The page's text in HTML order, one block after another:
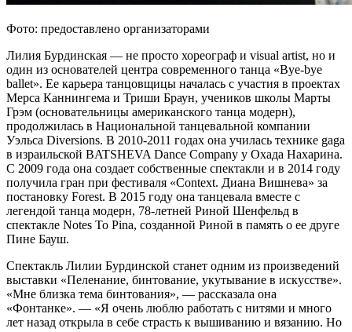
Фото: предоставлено организаторами
Лилия Бурдинская — не просто хореограф и visual artist, но и
один из основателей центра современного танца «Bye-bye
ballet». Ее карьера танцовщицы началась с участия в проектах
Мерса Каннингема и Триши Браун, учеников школы Марты
Грэм (основательницы американского танца модерн),
продолжилась в Национальной танцевальной компании
Уэльса Diversions. В 2010-2011 годах она училась технике gaga
в израильской BATSHEVA Dance Company у Охада Нахарина.
С 2009 года она создает собственные спектакли и в 2014 году
получила гран при фестиваля «Context. Диана Вишнева» за
постановку Forest. В 2015 году она танцевала вместе с
легендой танца модерн, 78-летней Риной Шенфельд в
спектакле Notes To Pina, созданной Риной в память о ее друге
Пине Бауш.
Спектакль Лилии Бурдинской станет одним из произведений
выставки «Пеленание, бинтование, укутывание в искусстве».
«Мне близка тема бинтования», — рассказала она
«Фонтанке». — «Я очень люблю работать с нитями и много
лет назад открыла в себе страсть к вышиванию и вязанию. Но